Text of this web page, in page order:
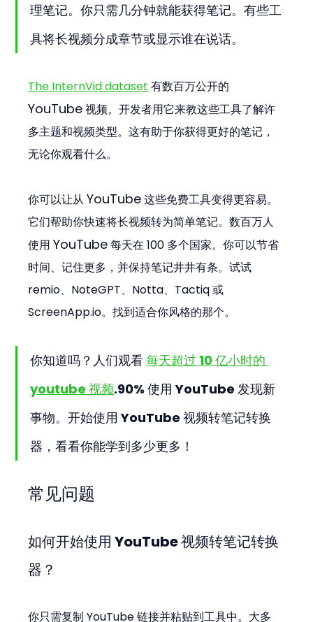
理笔记。你只需几分钟就能获得笔记。有些工
具将长视频分成章节或显示谁在说话。
The InternVid dataset 有数百万公开的
YouTube 视频。开发者用它来教这些工具了解许
多主题和视频类型。这有助于你获得更好的笔记，
无论你观看什么。
你可以让从 YouTube 这些免费工具变得更容易。
它们帮助你快速将长视频转为简单笔记。数百万人
使用 YouTube 每天在 100 多个国家。你可以节省
时间、记住更多，并保持笔记井井有条。试试
remio、NoteGPT、Notta、Tactiq 或
ScreenApp.io。找到适合你风格的那个。
你知道吗？人们观看 每天超过 10 亿小时的
youtube 视频.90% 使用 YouTube 发现新
事物。开始使用 YouTube 视频转笔记转换
器，看看你能学到多少更多！
常见问题
如何开始使用 YouTube 视频转笔记转换
器？
你只需复制 YouTube 链接并粘贴到工具中。大多